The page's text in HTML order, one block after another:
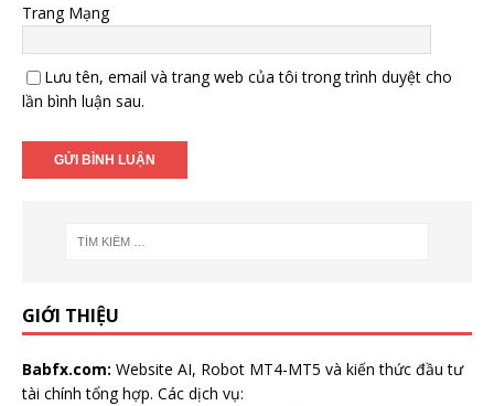
Trang Mạng
Lưu tên, email và trang web của tôi trong trình duyệt cho
lần bình luận sau.
GIỚI THIỆU
Babfx.com: Website AI, Robot MT4-MT5 và kiến thức đầu tư
tài chính tổng hợp. Các dịch vụ: